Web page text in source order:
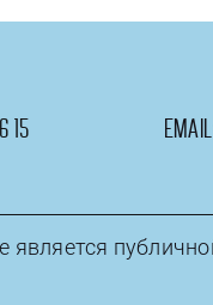
15
является